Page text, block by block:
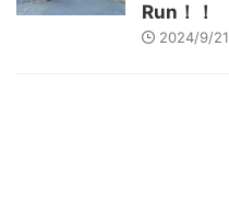
Run！！
2024/9/21